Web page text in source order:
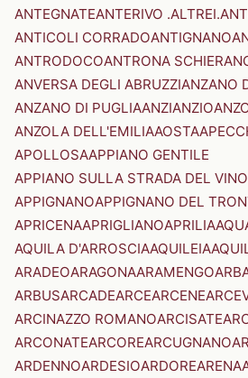
ANTEGNATEANTERIVO .ALTREI.
ANTICOLI CORRADOANTIGNANO
ANTRODOCOANTRONA
ANVERSA DEGLI ABRUZZIANZANO
ANZANO DI PUGLIAANZIANZIO
ANZOLA DELL'EMILIAAOSTA
APOLLOSAAPPIANO GENTILE
APPIANO SULLA STRADA DEL
APPIGNANOAPPIGNANO DEL
APRICENAAPRIGLIANOAPRILIA
AQUILA D'ARROSCIAAQUILEIA
ARADEOARAGONAARAMENGO
ARBUSARCADEARCEARCENE
ARCINAZZO ROMANOARCISATE
ARCONATEARCOREARCUGNANO
ARDENNOARDESIOARDOREARENA